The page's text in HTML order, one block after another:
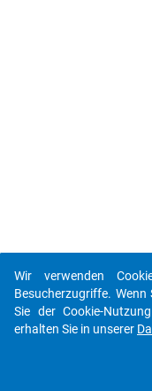
Wir verwenden
Besucherzugriffe.
Sie der Cookie-
erhalten Sie in unserer